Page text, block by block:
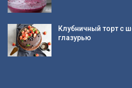
Клубничный торт с
глазурью